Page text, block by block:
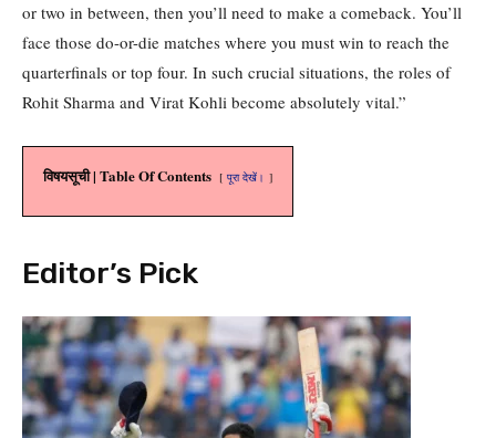
or two in between, then you’ll need to make a comeback. You’ll
face those do-or-die matches where you must win to reach the
quarterfinals or top four. In such crucial situations, the roles of
Rohit Sharma and Virat Kohli become absolutely vital.”
विषयसूची | Table Of Contents पूरा देखें।
Editor’s Pick